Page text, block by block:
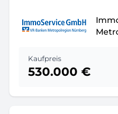
Kaufpreis
530.000 €